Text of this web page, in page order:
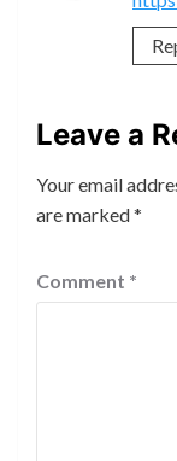
Leave a
Your email
are marked*
Comment *